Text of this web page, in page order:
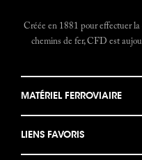
Créée en 1881 pour effectuer
chemins de fer, CFD est
MATÉRIEL FERROVIAIRE
LIENS FAVORIS